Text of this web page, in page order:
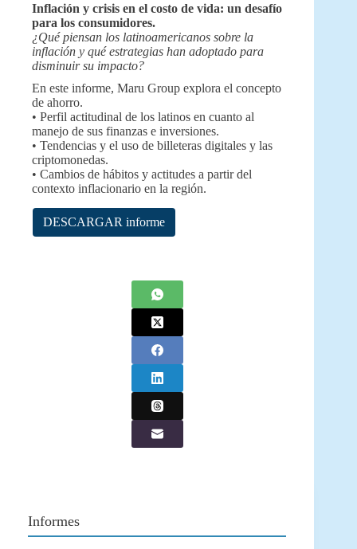
Inflación y crisis en el costo de vida: un desafío
para los consumidores.
¿Qué piensan los latinoamericanos sobre la
inflación y qué estrategias han adoptado para
disminuir su impacto?
En este informe, Maru Group explora el concepto
de ahorro.
• Perfil actitudinal de los latinos en cuanto al
manejo de sus finanzas e inversiones.
• Tendencias y el uso de billeteras digitales y las
criptomonedas.
• Cambios de hábitos y actitudes a partir del
contexto inflacionario en la región.
DESCARGAR informe
Informes